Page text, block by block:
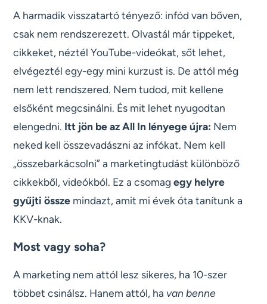
A harmadik visszatartó tényező: infód van bőven,
csak nem rendszerezett. Olvastál már tippeket,
cikkeket, néztél YouTube-videókat, sőt lehet,
elvégeztél egy-egy mini kurzust is. De attól még
nem lett rendszered. Nem tudod, mit kellene
elsőként megcsinálni. És mit lehet nyugodtan
elengedni. Itt jön be az All In lényege újra: Nem
neked kell összevadászni az infókat. Nem kell
„összebarkácsolni” a marketingtudást különböző
cikkekből, videókból. Ez a csomagegy helyre
gyűjti össze mindazt, amit mi évek óta tanítunk a
KKV-knak.
Most vagy soha?
A marketing nem attól lesz sikeres, ha 10-szer
többet csinálsz. Hanem attól, ha van benne